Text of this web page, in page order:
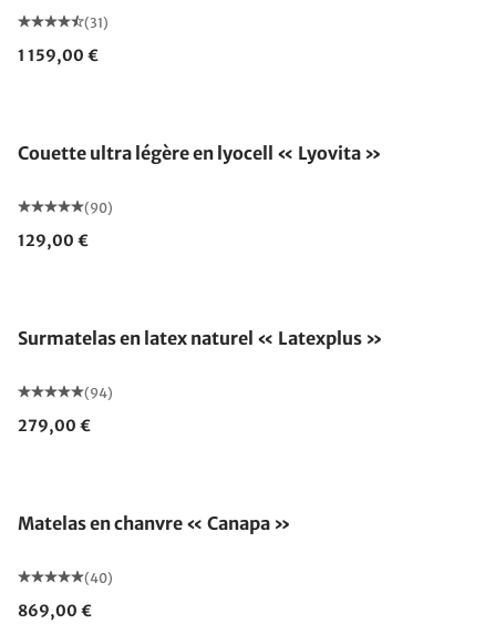
(31)
1 159,00 €
Couette ultra légère en lyocell « Lyovita »
(90)
129,00 €
Surmatelas en latex naturel « Latexplus »
(94)
279,00 €
Matelas en chanvre « Canapa »
(40)
869,00 €